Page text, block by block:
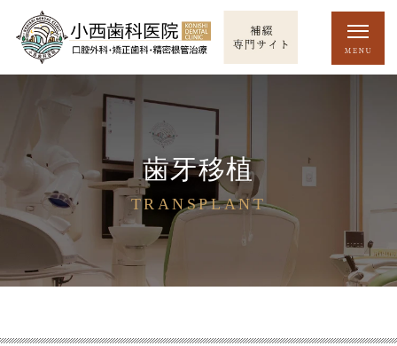
歯牙移植
TRANSPLANT